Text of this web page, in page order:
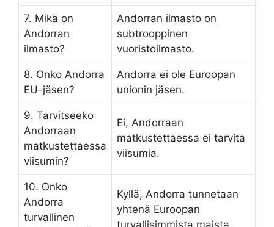
7. Mikä on
Andorran
ilmasto?
Andorran ilmasto on
subtrooppinen
vuoristoilmasto.
8. Onko Andorra
EU-jäsen?
Andorra ei ole Euroopan
unionin jäsen.
9. Tarvitseeko
Andorraan
matkustettaessa
viisumin?
Ei, Andorraan
matkustettaessa ei tarvita
viisumia.
10. Onko
Andorra
turvallinen
Kyllä, Andorra tunnetaan
yhtenä Euroopan